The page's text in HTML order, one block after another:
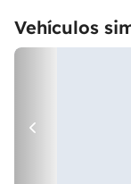
Vehículos